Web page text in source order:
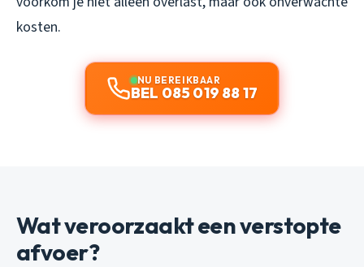
kosten.
NU BEREIKBAAR
BEL 085 019 88 17
Wat veroorzaakt een verstopte
afvoer?